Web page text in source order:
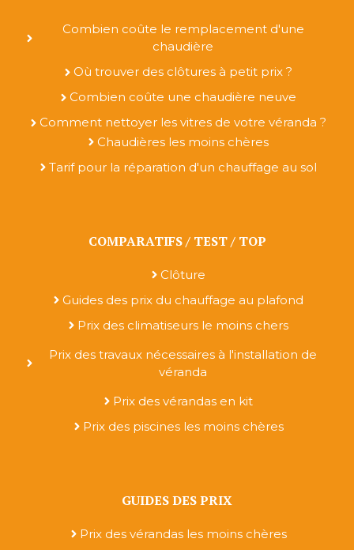
Combien coûte le remplacement d'une
chaudière
Où trouver des clôtures à petit prix ?
Combien coûte une chaudière neuve
Comment nettoyer les vitres de votre véranda ?
Chaudières les moins chères
Tarif pour la réparation d'un chauffage au sol
COMPARATIFS / TEST / TOP
Clôture
Guides des prix du chauffage au plafond
Prix des climatiseurs le moins chers
Prix des travaux nécessaires à l'installation de
véranda
Prix des vérandas en kit
Prix des piscines les moins chères
GUIDES DES PRIX
Prix des vérandas les moins chères